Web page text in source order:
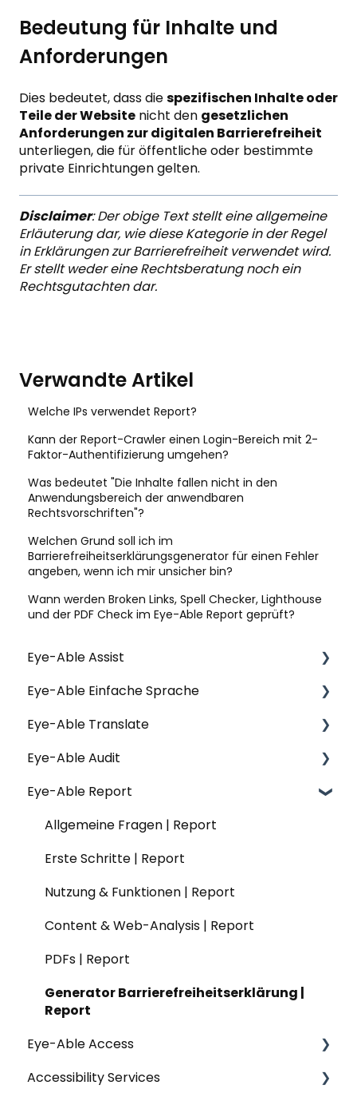
Bedeutung für Inhalte und
Anforderungen
Dies bedeutet, dass diespezifischen Inhalte oder
Teile der Website nicht den gesetzlichen
Anforderungen zur digitalen Barrierefreiheit
unterliegen, die für öffentliche oder bestimmte
private Einrichtungen gelten.
Disclaimer: Der obige Text stellt eine allgemeine
Erläuterung dar, wie diese Kategorie in der Regel
in Erklärungen zur Barrierefreiheit verwendet wird.
Er stellt weder eine Rechtsberatung noch ein
Rechtsgutachten dar.
Verwandte Artikel
Welche IPs verwendet Report?
Kann der Report-Crawler einen Login-Bereich mit 2-
Faktor-Authentifizierung umgehen?
Was bedeutet "Die Inhalte fallen nicht in den
Anwendungsbereich der anwendbaren
Rechtsvorschriften"?
Welchen Grund soll ich im
Barrierefreiheitserklärungsgenerator für einen Fehler
angeben, wenn ich mir unsicher bin?
Wann werden Broken Links, Spell Checker, Lighthouse
und der PDF Check im Eye-Able Report geprüft?
Eye-Able Assist
Allgemeine Fragen | Assist
Installation | Assist
Konfiguration | Assist
Nutzung & Funktionen | Assist
Datenschutz | Assist
Eye-Able Einfache Sprache
Allgemeine Fragen | Einfache Sprache
Installation | Einfache Sprache
Nutzung & Funktionen | Einfache Sprache
Website-Modul | Einfache Sprache
Eye-Able Translate
Allgemeine Fragen | Translate
Website-Modul | Translate
Installation | Translate
Nutzung & Funktionen | Translate
Datenschutz | Translate
Eye-Able Audit
Allgemeine Fragen | Audit
Installation | Audit
Nutzung & Funktionen | Audit
Eye-Able Report
Allgemeine Fragen | Report
Erste Schritte | Report
Nutzung & Funktionen | Report
Content & Web-Analysis | Report
PDFs | Report
Generator Barrierefreiheitserklärung |
Report
Eye-Able Access
Allgemeine Fragen | Eye-Able Access
Accessibility Services